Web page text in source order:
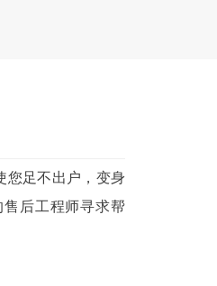
您足不出户，变身
后工程师寻求帮